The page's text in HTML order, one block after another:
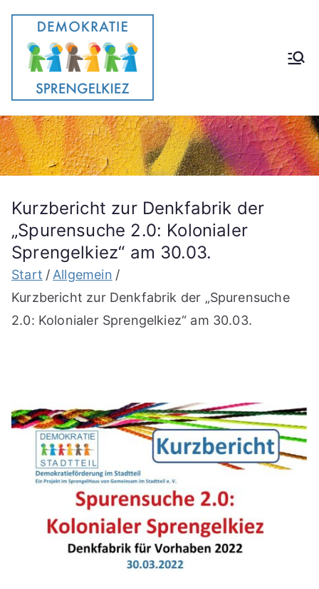
springen
Demokrati
eförderun
g im
Stadtteil
Gemeinsam im Stadtteil e.V.
Kurzbericht zur Denkfabrik der
„Spurensuche 2.0: Kolonialer
Sprengelkiez“ am 30.03.
Start
Allgemein
Kurzbericht zur Denkfabrik der „Spurensuche
2.0: Kolonialer Sprengelkiez“ am 30.03.